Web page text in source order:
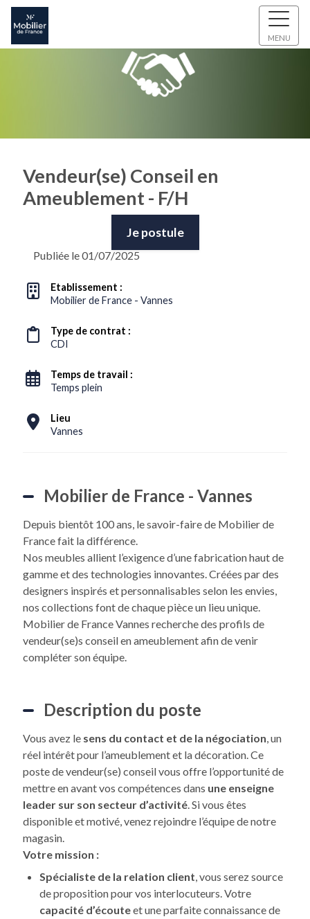
MENU
Vendeur(se) Conseil en
Ameublement - F/H
Je postule
Publiée le 01/07/2025
Etablissement :
Mobilier de France - Vannes
Type de contrat :
CDI
Temps de travail :
Temps plein
Lieu
Vannes
Mobilier de France - Vannes
Depuis bientôt 100 ans, le savoir-faire de Mobilier de
France fait la différence.
Nos meubles allient l’exigence d’une fabrication haut de
gamme et des technologies innovantes. Créées par des
designers inspirés et personnalisables selon les envies,
nos collections font de chaque pièce un lieu unique.
Mobilier de France Vannes recherche des profils de
vendeur(se)s conseil en ameublement afin de venir
compléter son équipe.
Description du poste
Vous avez le sens du contact et de la négociation, un
réel intérêt pour l’ameublement et la décoration. Ce
poste de vendeur(se) conseil vous offre l’opportunité de
mettre en avant vos compétences dans une enseigne
leader sur son secteur d’activité. Si vous êtes
disponible et motivé, venez rejoindre l’équipe de notre
magasin.
Votre mission :
Spécialiste de la relation client, vous serez source
de proposition pour vos interlocuteurs. Votre
capacité d’écouteet une parfaite connaissance de